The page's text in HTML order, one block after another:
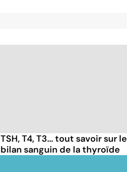
TSH, T4, T3... tout savoir sur le
bilan sanguin de la thyroïde